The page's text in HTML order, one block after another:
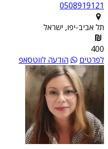
0508919121
תל אביב-יפו, ישראל
400
לפרטים
הודעה לווטסאפ